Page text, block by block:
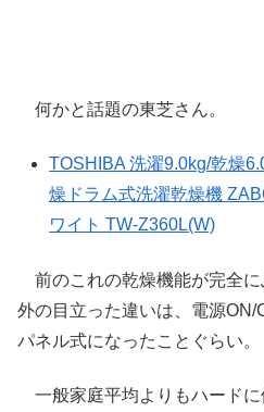
何かと話題の東芝さん。
TOSHIBA 洗濯9.0kg/乾燥
燥ドラム式洗濯乾燥機
ワイト TW-Z360L(W)
前のこれの乾燥機能が完全に
外の目立った違いは、電源ON/
パネル式になったことぐらい。
一般家庭平均よりもハードに